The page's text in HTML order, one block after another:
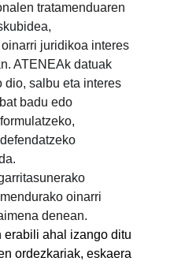
tratamenduaren
juridikoa interes
ATENEAk datuak
dio, salbu eta interes
badu edo
oinarri
denean.
erabili ahal izango ditu
ordezkariak, eskaera